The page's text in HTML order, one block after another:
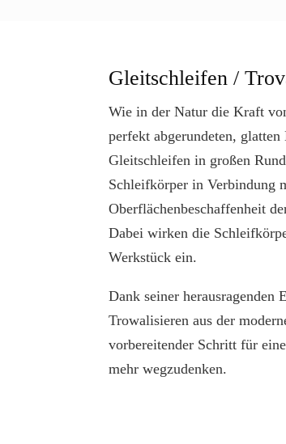
Gleitschleifen /
Wie in der Natur die Kraft
perfekt abgerundeten,
Gleitschleifen in großen
Schleifkörper in Verbindung
Oberflächenbeschaffenheit
Dabei wirken die
Werkstück ein.
Dank seiner herausragenden
Trowalisieren aus der
vorbereitender Schritt für
mehr wegzudenken.